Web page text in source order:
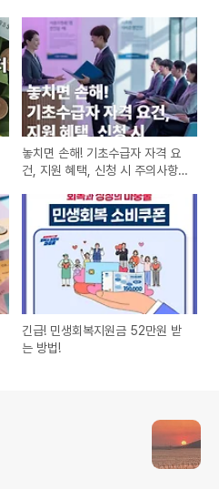
놓치면 손해! 기초수급자 자격 요
건, 지원 혜택, 신청 시 주의사항
긴급! 민생회복지원금 52만원 받
는 방법!